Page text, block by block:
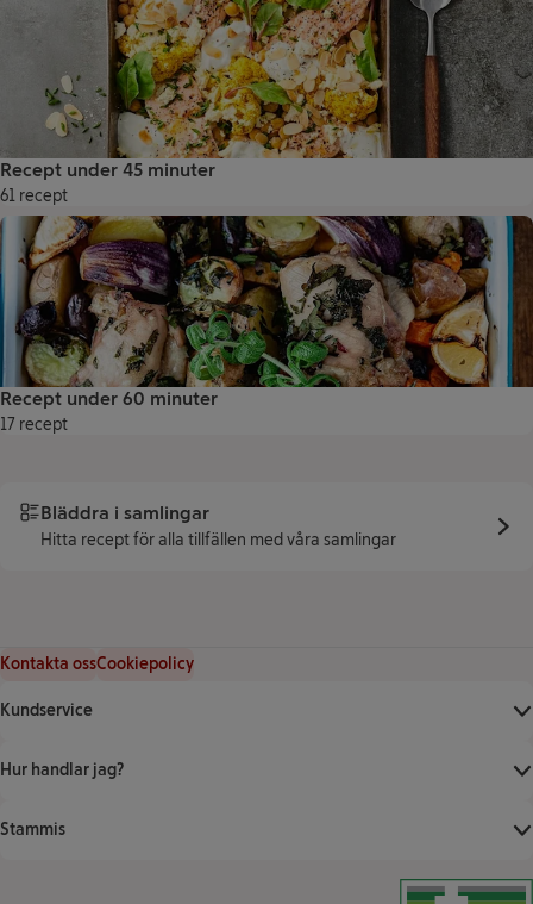
Recept under 45 minuter
61 recept
Recept under 60 minuter
17 recept
Bläddra i samlingar
Hitta recept för alla tillfällen med våra samlingar
Kontakta ossCookiepolicy
Kundservice
Hur handlar jag?
Stammis
Klicka för att